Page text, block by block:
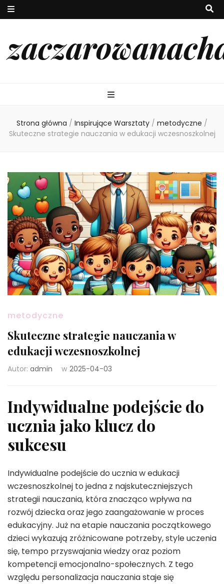
Strona główna / Inspirujące Warsztaty / metodyczne /
Skuteczne strategie nauczania w edukacji wczesnoszkolnej
metodyczne
Skuteczne strategie nauczania w
edukacji wczesnoszkolnej
Autor: admin w 2025-04-03
Indywidualne podejście do
ucznia jako klucz do
sukcesu
Indywidualne podejście do ucznia w edukacji
wczesnoszkolnej to jedna z najskuteczniejszych
strategii nauczania, która znacząco wpływa na
rozwój dziecka oraz jego zaangażowanie w proces
edukacyjny. Już na etapie nauczania początkowego
dzieci wykazują zróżnicowane potrzeby, style uczenia
się, tempo przyswajania wiedzy oraz poziom
kompetencji emocjonalno-społecznych. Z tego
względu personalizacja nauczania staje się